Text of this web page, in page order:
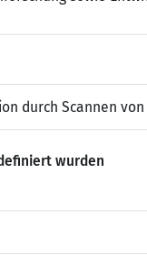
denn es
kommerziellen
Geld zahlt.
leben